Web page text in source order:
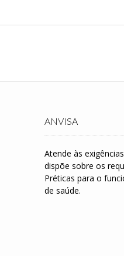
ANVISA
Atende às
dispõe sobre os
Préticas para o
de saúde.